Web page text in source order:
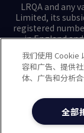
LRQA and any
Limited, its
registered
in England
Bickenhill Lane,
治理方针(英文)沪
我们使用 Cookie
容和广告、提供
体、广告和分析
全部